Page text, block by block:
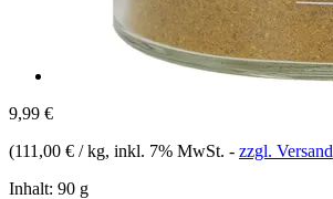
9,99 €
(111,00 € / kg, inkl. 7% MwSt. - zzgl. Versand
Inhalt: 90 g